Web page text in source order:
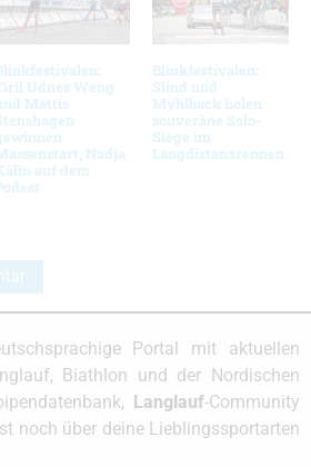
Udnes Weng
Mattis
Nadja
auf dem
Blinkfestivalen:
Slind und
Myhlback holen
souveräne Solo-
Siege im
Langdistanzrennen
Portal mit aktuellen
Biathlon und der Nordischen
Langlauf-Community
noch über deine Lieblingssportarten